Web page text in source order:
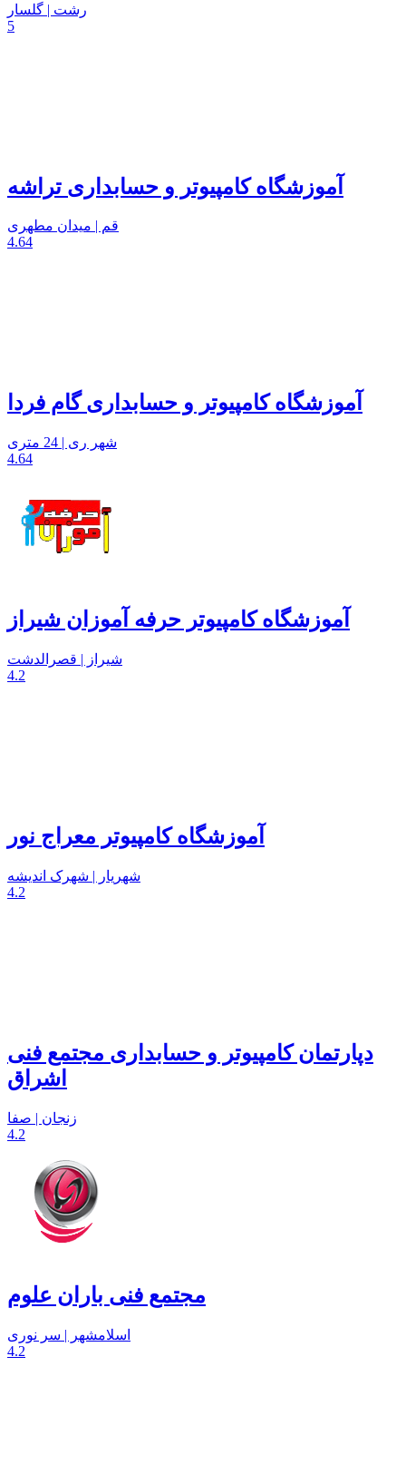
رشت | گلسار
5
آموزشگاه کامپیوتر و حسابداری تراشه
قم | میدان مطهری
4.64
آموزشگاه کامپیوتر و حسابداری گام فردا
شهر ری | 24 متری
4.64
آموزشگاه کامپیوتر حرفه آموزان شیراز
شیراز | قصرالدشت
4.2
آموزشگاه کامپیوتر معراج نور
شهریار | شهرک اندیشه
4.2
دپارتمان کامپیوتر و حسابداری مجتمع فنی
اشراق
زنجان | صفا
4.2
مجتمع فنی باران علوم
اسلامشهر | سر نوری
4.2